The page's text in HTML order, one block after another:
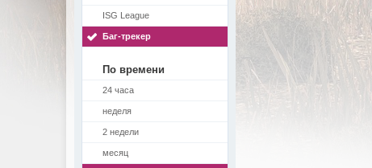
ISG League
Баг-трекер
По времени
24 часа
неделя
2 недели
месяц